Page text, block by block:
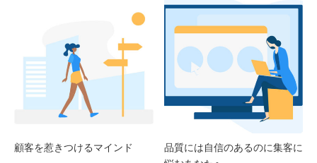
顧客を惹きつけるマインド
品質には自信のあるのに集客に